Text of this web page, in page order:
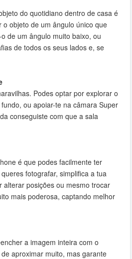
do quotidiano dentro de casa é
objeto de um ângulo único que
de um ângulo muito baixo, ou
de todos os seus lados e, se
Podes optar por explorar o
ou apoiar-te na câmara Super
conseguiste com que a sala
é que podes facilmente ter
fotografar, simplifica a tua
posições ou mesmo trocar
mais poderosa, captando melhor
a imagem inteira com o
aproximar muito, mas garante